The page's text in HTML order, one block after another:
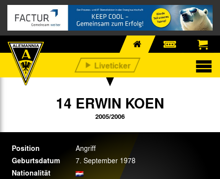
14 ERWIN KOEN
2005/2006
Position Angriff
Geburtsdatum 7. September 1978
Nationalität